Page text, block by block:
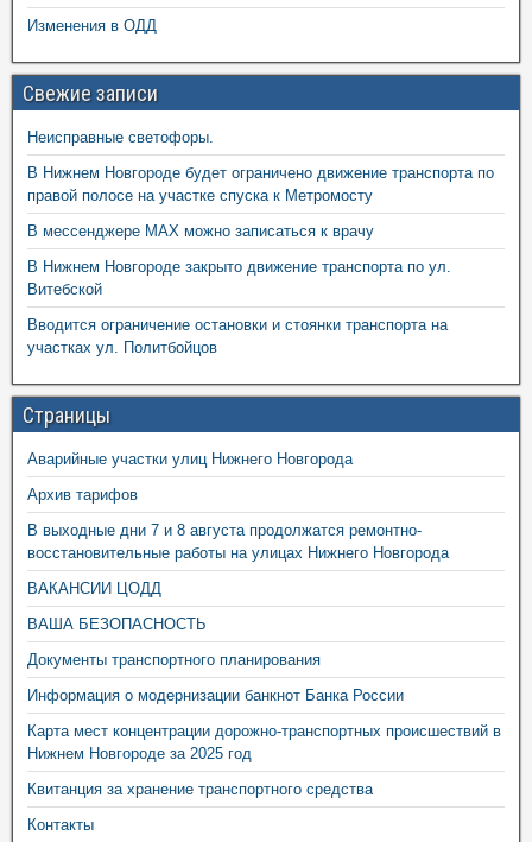
Изменения в ОДД
Свежие записи
Неисправные светофоры.
В Нижнем Новгороде будет ограничено движение транспорта по
правой полосе на участке спуска к Метромосту
В мессенджере MAX можно записаться к врачу
В Нижнем Новгороде закрыто движение транспорта по ул.
Витебской
Вводится ограничение остановки и стоянки транспорта на
участках ул. Политбойцов
Страницы
Аварийные участки улиц Нижнего Новгорода
Архив тарифов
В выходные дни 7 и 8 августа продолжатся ремонтно-
восстановительные работы на улицах Нижнего Новгорода
ВАКАНСИИ ЦОДД
ВАША БЕЗОПАСНОСТЬ
Документы транспортного планирования
Информация о модернизации банкнот Банка России
Карта мест концентрации дорожно-транспортных происшествий в
Нижнем Новгороде за 2025 год
Квитанция за хранение транспортного средства
Контакты